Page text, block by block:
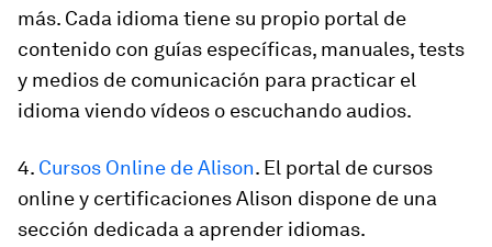
más. Cada idioma tiene su propio portal de
contenido con guías específicas, manuales, tests
y medios de comunicación para practicar el
idioma viendo vídeos o escuchando audios.
4. Cursos Online de Alison. El portal de cursos
online y certificaciones Alison dispone de una
sección dedicada a aprender idiomas.